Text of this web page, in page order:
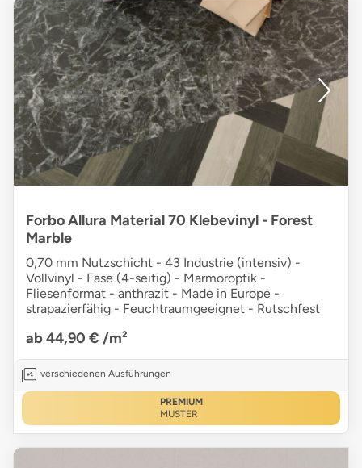
Forbo Allura Material 70 Klebevinyl - Forest
Marble
0,70 mm Nutzschicht - 43 Industrie (intensiv) -
Vollvinyl - Fase (4-seitig) - Marmoroptik -
Fliesenformat - anthrazit - Made in Europe -
strapazierfähig - Feuchtraumgeeignet - Rutschfest
ab 44,90 € /m²
verschiedenen Ausführungen
PREMIUM
MUSTER